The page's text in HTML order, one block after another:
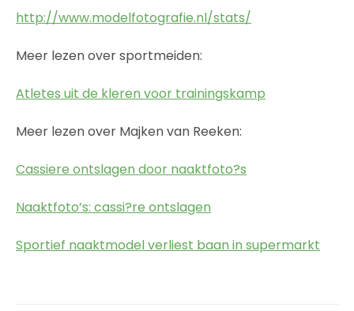
http://www.modelfotografie.nl/stats/
Meer lezen over sportmeiden:
Atletes uit de kleren voor trainingskamp
Meer lezen over Majken van Reeken:
Cassiere ontslagen door naaktfoto?s
Naaktfoto’s: cassi?re ontslagen
Sportief naaktmodel verliest baan in supermarkt